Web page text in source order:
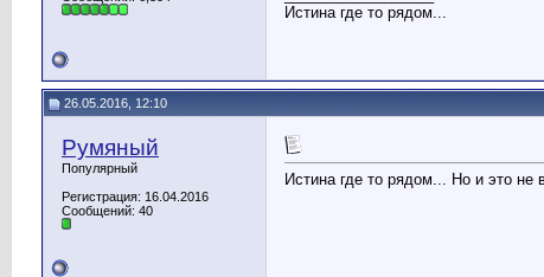
Истина где то рядом...
26.05.2016, 12:10
Румяный
Популярный
Регистрация: 16.04.2016
Сообщений: 40
Истина где то рядом... Но и это не